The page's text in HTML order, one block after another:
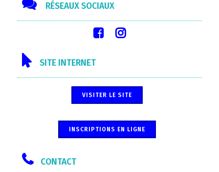
RÉSEAUX SOCIAUX
SITE INTERNET
VISITER LE SITE
INSCRIPTIONS EN LIGNE
CONTACT